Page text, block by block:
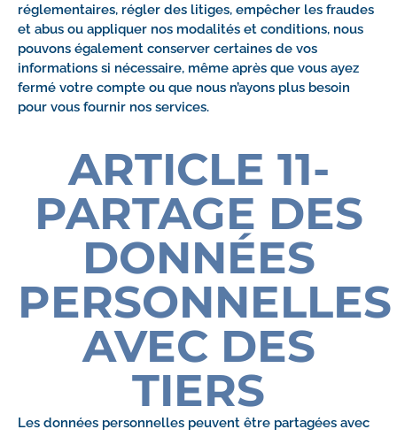
réglementaires, régler des litiges, empêcher les fraudes
et abus ou appliquer nos modalités et conditions, nous
pouvons également conserver certaines de vos
informations si nécessaire, même après que vous ayez
fermé votre compte ou que nous n’ayons plus besoin
pour vous fournir nos services.
ARTICLE 11-
PARTAGE DES
DONNÉES
PERSONNELLES
AVEC DES
TIERS
Les données personnelles peuvent être partagées avec